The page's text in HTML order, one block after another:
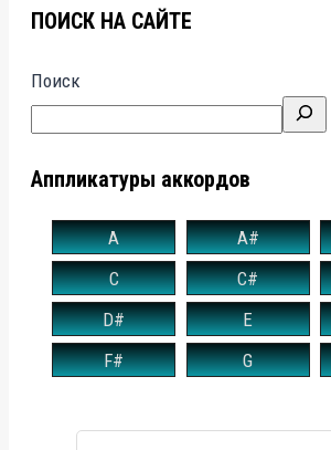
ПОИСК НА САЙТЕ
Поиск
Аппликатуры аккордов
A A#
C
C#
D#
E
F#
G